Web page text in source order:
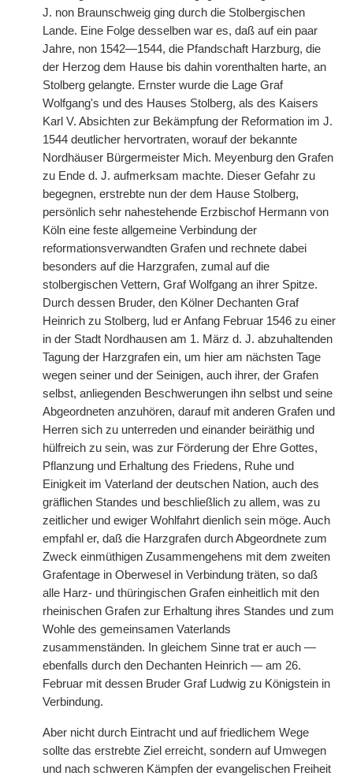
J. non Braunschweig ging durch die Stolbergischen
Lande. Eine Folge desselben war es, daß auf ein paar
Jahre, non 1542—1544, die Pfandschaft Harzburg, die
der Herzog dem Hause bis dahin vorenthalten harte, an
Stolberg gelangte. Ernster wurde die Lage Graf
Wolfgang's und des Hauses Stolberg, als des Kaisers
Karl V. Absichten zur Bekämpfung der Reformation im J.
1544 deutlicher hervortraten, worauf der bekannte
Nordhäuser Bürgermeister Mich. Meyenburg den Grafen
zu Ende d. J. aufmerksam machte. Dieser Gefahr zu
begegnen, erstrebte nun der dem Hause Stolberg,
persönlich sehr nahestehende Erzbischof Hermann von
Köln eine feste allgemeine Verbindung der
reformationsverwandten Grafen und rechnete dabei
besonders auf die Harzgrafen, zumal auf die
stolbergischen Vettern, Graf Wolfgang an ihrer Spitze.
Durch dessen Bruder, den Kölner Dechanten Graf
Heinrich zu Stolberg, lud er Anfang Februar 1546 zu einer
in der Stadt Nordhausen am 1. März d. J. abzuhaltenden
Tagung der Harzgrafen ein, um hier am nächsten Tage
wegen seiner und der Seinigen, auch ihrer, der Grafen
selbst, anliegenden Beschwerungen ihn selbst und seine
Abgeordneten anzuhören, darauf mit anderen Grafen und
Herren sich zu unterreden und einander beiräthig und
hülfreich zu sein, was zur Förderung der Ehre Gottes,
Pflanzung und Erhaltung des Friedens, Ruhe und
Einigkeit im Vaterland der deutschen Nation, auch des
gräflichen Standes und beschließlich zu allem, was zu
zeitlicher und ewiger Wohlfahrt dienlich sein möge. Auch
empfahl er, daß die Harzgrafen durch Abgeordnete zum
Zweck einmüthigen Zusammengehens mit dem zweiten
Grafentage in Oberwesel in Verbindung träten, so daß
alle Harz- und thüringischen Grafen einheitlich mit den
rheinischen Grafen zur Erhaltung ihres Standes und zum
Wohle des gemeinsamen Vaterlands
zusammenständen. In gleichem Sinne trat er auch —
ebenfalls durch den Dechanten Heinrich — am 26.
Februar mit dessen Bruder Graf Ludwig zu Königstein in
Verbindung.
Aber nicht durch Eintracht und auf friedlichem Wege
sollte das erstrebte Ziel erreicht, sondern auf Umwegen
und nach schweren Kämpfen der evangelischen Freiheit